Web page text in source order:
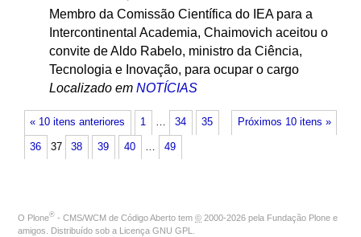
Membro da Comissão Científica do IEA para a
Intercontinental Academia, Chaimovich aceitou o
convite de Aldo Rabelo, ministro da Ciência,
Tecnologia e Inovação, para ocupar o cargo
Localizado em NOTÍCIAS
« 10 itens anteriores Próximos 10 itens »
1 … 34 35
36 37 38 39 40 … 49
O Plone® - CMS/WCM de Código Aberto tem © 2000-2026 pela Fundação Plone e
amigos. Distribuído sob a Licença GNU GPL